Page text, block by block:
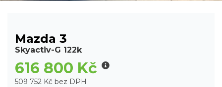
Mazda 3
Skyactiv-G 122k
616 800 Kč
509 752 Kč bez DPH